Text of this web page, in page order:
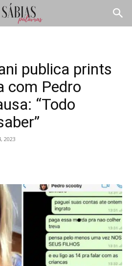
publica prints
com Pedro
“Todo
2023